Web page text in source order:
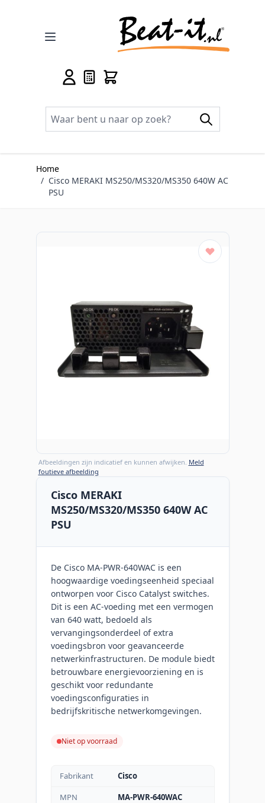
Home
/ Cisco MERAKI MS250/MS320/MS350 640W AC
PSU
Afbeeldingen zijn indicatief en kunnen afwijken. Meld
foutieve afbeelding
Cisco MERAKI
MS250/MS320/MS350 640W AC
PSU
De Cisco MA-PWR-640WAC is een
hoogwaardige voedingseenheid speciaal
ontworpen voor Cisco Catalyst switches.
Dit is een AC-voeding met een vermogen
van 640 watt, bedoeld als
vervangingsonderdeel of extra
voedingsbron voor geavanceerde
netwerkinfrastructuren. De module biedt
betrouwbare energievoorziening en is
geschikt voor redundante
voedingsconfiguraties in
bedrijfskritische netwerkomgevingen.
Niet op voorraad
Fabrikant
Cisco
MPN
MA-PWR-640WAC